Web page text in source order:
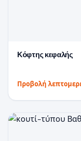
Κόφτης κεφαλής
Προβολή